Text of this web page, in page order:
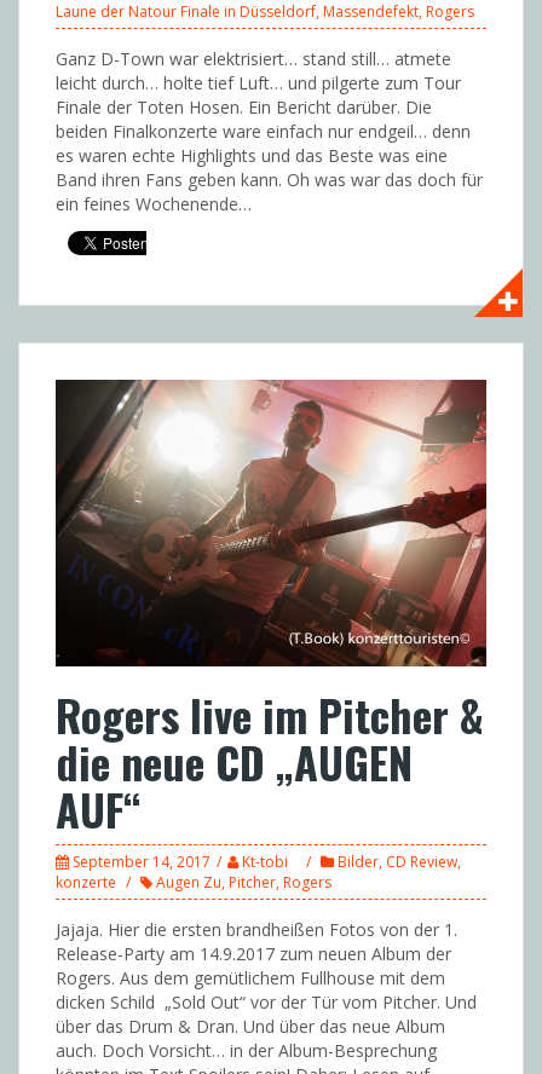
Laune der Natour Finale in Düsseldorf,Massendefekt,Rogers
Ganz D-Town war elektrisiert… stand still… atmete
leicht durch… holte tief Luft… und pilgerte zum Tour
Finale der Toten Hosen. Ein Bericht darüber. Die
beiden Finalkonzerte ware einfach nur endgeil… denn
es waren echte Highlights und das Beste was eine
Band ihren Fans geben kann. Oh was war das doch für
ein feines Wochenende…
Rogers live im Pitcher &
die neue CD „AUGEN
AUF“
September 14, 2017 Kt-tobi Bilder, CD Review,
konzerte
Augen Zu,Pitcher,Rogers
Jajaja. Hier die ersten brandheißen Fotos von der 1.
Release-Party am 14.9.2017 zum neuen Album der
Rogers. Aus dem gemütlichem Fullhouse mit dem
dicken Schild „Sold Out“ vor der Tür vom Pitcher. Und
über das Drum & Dran. Und über das neue Album
auch. Doch Vorsicht… in der Album-Besprechung